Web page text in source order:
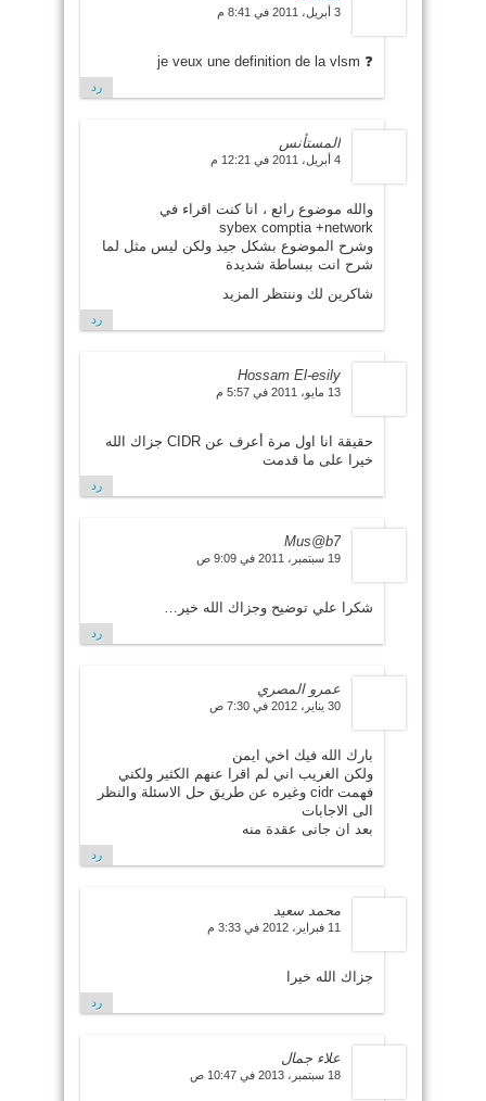
3 أبريل، 2011 في 8:41 م
❓ je veux une definition de la vlsm
رد
المستأنس
4 أبريل، 2011 في 12:21 م
والله موضوع رائع ، انا كنت اقراء في
sybex comptia +network
وشرح الموضوع بشكل جيد ولكن ليس مثل لما
شرح انت ببساطة شديدة
شاكرين لك وننتظر المزيد
رد
Hossam El-esily
13 مايو، 2011 في 5:57 م
حقيقة انا اول مرة أعرف عن CIDR جزاك الله
خيرا على ما قدمت
رد
Mus@b7
19 سبتمبر، 2011 في 9:09 ص
شكرا علي توضيح وجزاك الله خير…
رد
عمرو المصري
30 يناير، 2012 في 7:30 ص
بارك الله فيك اخي ايمن
ولكن الغريب اني لم اقرا عنهم الكثير ولكني
فهمت cidr وغيره عن طريق حل الاسئلة والنظر
الى الاجابات
بعد ان جانى عقدة منه
رد
محمد سعيد
11 فبراير، 2012 في 3:33 م
جزاك الله خيرا
رد
علاء جمال
18 سبتمبر، 2013 في 10:47 ص